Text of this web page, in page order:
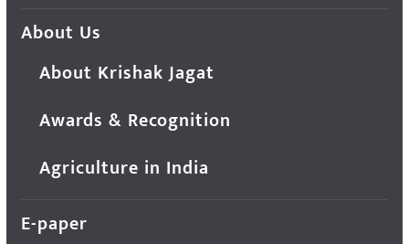
About Us
About Krishak Jagat
Awards & Recognition
Agriculture in India
E-paper